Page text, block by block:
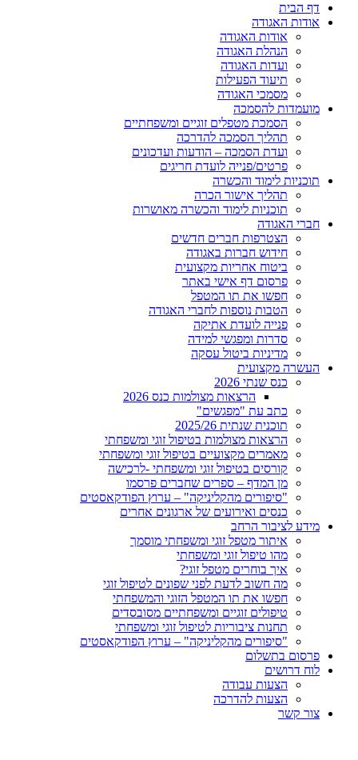
דף הבית
אודות האגודה
אודות האגודה
הנהלת האגודה
ועדות האגודה
תיעוד הפעילות
מסמכי האגודה
מועמדות להסמכה
הסמכת מטפלים זוגיים ומשפחתיים
תהליך הסמכה להדרכה
ועדת הסמכה – הודעות ועדכונים
פרטים/פנייה לועדת חריגים
תוכניות לימוד והכשרה
תהליך אישור הכרה
תוכניות לימוד והכשרה מאושרות
חברי האגודה
הצטרפות חברים חדשים
חידוש חברות באגודה
ביטוח אחריות מקצועית
פרסום דף אישי באתר
חפשו את תו המטפל
הטבות נוספות לחברי האגודה
פנייה לועדת אתיקה
סדרות ומפגשי למידה
מדיניות ביטול עסקה
העשרה מקצועית
כנס שנתי 2026
הרצאות מצולמות כנס 2026
כתב עת "מפגשים"
תוכנית שנתית 2025/26
הרצאות מצולמות בטיפול זוגי ומשפחתי
מאמרים מקצועיים בטיפול זוגי ומשפחתי
קורסים בטיפול זוגי ומשפחתי -לרכישה
מן המדף – ספרים שחברים פרסמו
"סיפורים מהקליניקה" – ערוץ הפודקאסטים
כנסים ואירועים של ארגונים אחרים
מידע לציבור הרחב
איתור מטפל זוגי ומשפחתי מוסמך
מהו טיפול זוגי ומשפחתי
איך בוחרים מטפל זוגי?
מה חשוב לדעת לפני שפונים לטיפול זוגי
חפשו את תו המטפל הזוגי והמשפחתי
טיפולים זוגיים ומשפחתיים מסובסדים
תחנות ציבוריות לטיפול זוגי ומשפחתי
"סיפורים מהקליניקה" – ערוץ הפודקאסטים
פרסום בתשלום
לוח דרושים
הצעות עבודה
הצעות להדרכה
צור קשר